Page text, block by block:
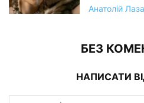
Анатолій
БЕЗ
НАПИСАТИ